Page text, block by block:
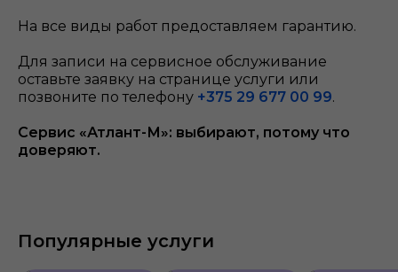
На все виды работ предоставляем гарантию.
Для записи на сервисное обслуживание
оставьте заявку на странице услуги или
позвоните по телефону +375 29 677 00 99.
Сервис «Атлант-М»: выбирают, потому что
доверяют.
Популярные услуги